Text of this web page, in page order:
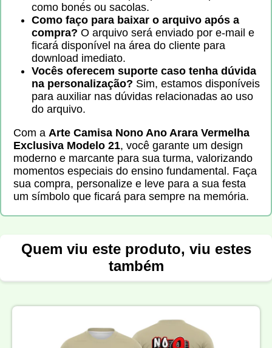
como bonés ou sacolas.
Como faço para baixar o arquivo após a
compra? O arquivo será enviado por e-mail e
ficará disponível na área do cliente para
download imediato.
Vocês oferecem suporte caso tenha dúvida
na personalização? Sim, estamos disponíveis
para auxiliar nas dúvidas relacionadas ao uso
do arquivo.
Com a Arte Camisa Nono Ano Arara Vermelha
Exclusiva Modelo 21, você garante um design
moderno e marcante para sua turma, valorizando
momentos especiais do ensino fundamental. Faça
sua compra, personalize e leve para a sua festa
um símbolo que ficará para sempre na memória.
Quem viu este produto, viu estes
também